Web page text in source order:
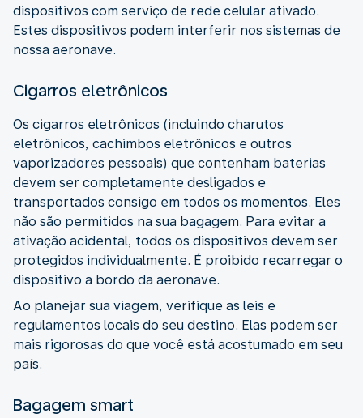
dispositivos com serviço de rede celular ativado.
Estes dispositivos podem interferir nos sistemas de
nossa aeronave.
Cigarros eletrônicos
Os cigarros eletrônicos (incluindo charutos
eletrônicos, cachimbos eletrônicos e outros
vaporizadores pessoais) que contenham baterias
devem ser completamente desligados e
transportados consigo em todos os momentos. Eles
não são permitidos na sua bagagem. Para evitar a
ativação acidental, todos os dispositivos devem ser
protegidos individualmente. É proibido recarregar o
dispositivo a bordo da aeronave.
Ao planejar sua viagem, verifique as leis e
regulamentos locais do seu destino. Elas podem ser
mais rigorosas do que você está acostumado em seu
país.
Bagagem smart